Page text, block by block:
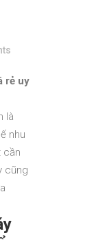
rẻ uy
là
nhu
cần
cũng